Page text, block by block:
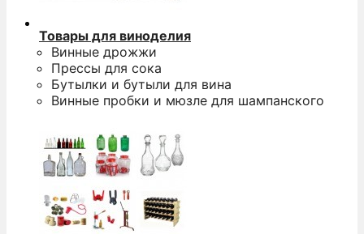
Товары для виноделия
Винные дрожжи
Прессы для сока
Бутылки и бутыли для вина
Винные пробки и мюзле для шампанского